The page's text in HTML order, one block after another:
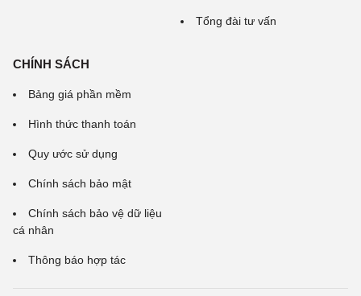
Tổng đài tư vấn
CHÍNH SÁCH
Bảng giá phần mềm
Hình thức thanh toán
Quy ước sử dụng
Chính sách bảo mật
Chính sách bảo vệ dữ liệu
cá nhân
Thông báo hợp tác